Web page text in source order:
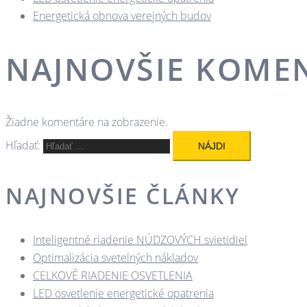
Energetická obnova verejných budov
NAJNOVŠIE
Žiadne komentáre na zobrazenie.
Hľadať:
NAJNOVŠIE ČLÁNKY
Inteligentné riadenie NÚDZOVÝCH svietidiel
Optimalizácia svetelných nákladov
CELKOVÉ RIADENIE OSVETLENIA
LED osvetlenie energetické opatrenia